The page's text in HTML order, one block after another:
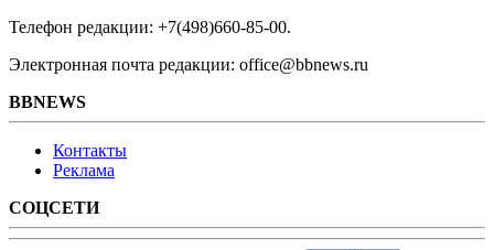
Телефон редакции: +7(498)660-85-00.
Электронная почта редакции: office@bbnews.ru
BBNEWS
Контакты
Реклама
СОЦСЕТИ